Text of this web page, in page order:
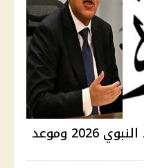
موقف ترحيل إجازة المولد النبوي 2026 وموعد